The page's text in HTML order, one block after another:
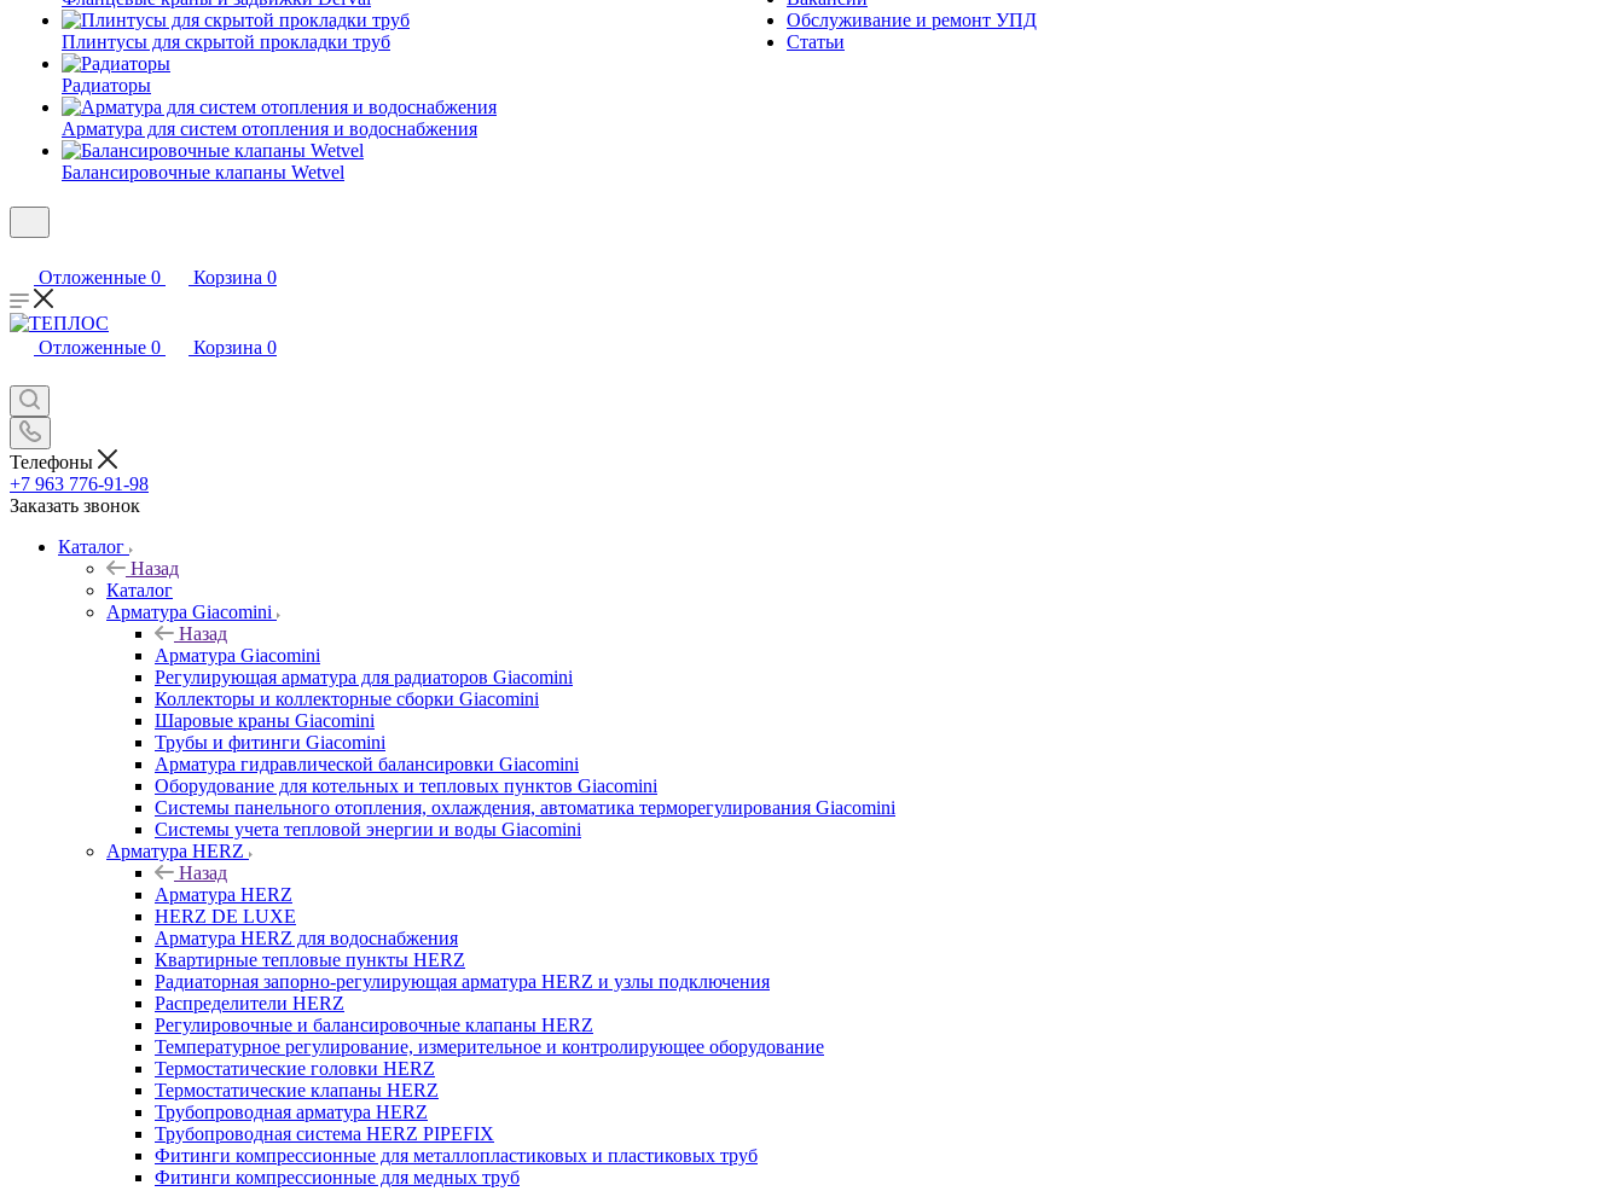
Плинтусы для скрытой прокладки труб
Радиаторы
Арматура для систем отопления и водоснабжения
Балансировочные клапаны Wetvel
Обслуживание и ремонт УПД
Статьи
Отложенные 0 Корзина 0
Отложенные 0 Корзина 0
Телефоны
+7 963 776-91-98
Заказать звонок
Каталог
Назад
Каталог
Арматура Giacomini
Назад
Арматура Giacomini
Регулирующая арматура для радиаторов Giacomini
Коллекторы и коллекторные сборки Giacomini
Шаровые краны Giacomini
Трубы и фитинги Giacomini
Арматура гидравлической балансировки Giacomini
Оборудование для котельных и тепловых пунктов Giacomini
Системы панельного отопления, охлаждения, автоматика терморегулирования Giacomini
Системы учета тепловой энергии и воды Giacomini
Арматура HERZ
Назад
Арматура HERZ
HERZ DE LUXE
Арматура HERZ для водоснабжения
Квартирные тепловые пункты HERZ
Радиаторная запорно-регулирующая арматура HERZ и узлы подключения
Распределители HERZ
Регулировочные и балансировочные клапаны HERZ
Температурное регулирование, измерительное и контролирующее оборудование
Термостатические головки HERZ
Термостатические клапаны HERZ
Трубопроводная арматура HERZ
Трубопроводная система HERZ PIPEFIX
Фитинги компрессионные для металлопластиковых и пластиковых труб
Фитинги компрессионные для медных труб